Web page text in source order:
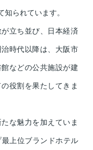
られています。
立ち並び、日本経済
時代以降は、大阪市
などの公共施設が建
役割を果たしてきま
な魅力を加えていま
上位ブランドホテル